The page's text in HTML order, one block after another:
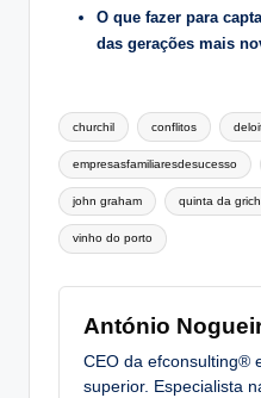
O que fazer para
das gerações mais
Tags:
churchil conflitos
empresasfamiliaresdesucesso
john graham quinta da
vinho do porto
António
CEO da efconsulting®
superior. Especialista